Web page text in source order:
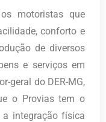
motoristas que
conforto e
de diversos
e serviços em
geral do DER-MG,
o Provias tem o
a integração física